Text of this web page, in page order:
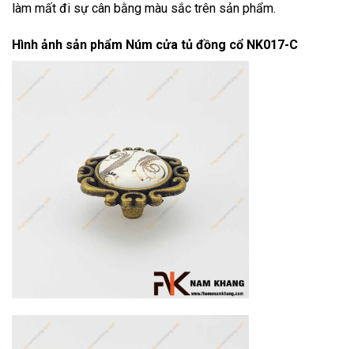
làm mất đi sự cân bằng màu sắc trên sản phẩm.
Hình ảnh sản phẩm Núm cửa tủ đồng cổ NK017-C